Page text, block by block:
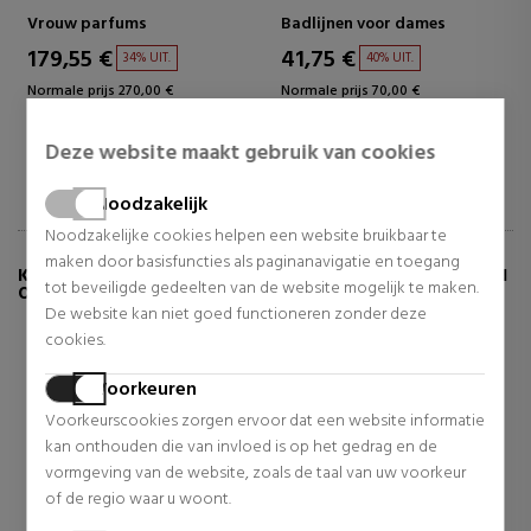
Deze website maakt gebruik van cookies
Noodzakelijk
Noodzakelijke cookies helpen een website bruikbaar te
maken door basisfuncties als paginanavigatie en toegang
tot beveiligde gedeelten van de website mogelijk te maken.
De website kan niet goed functioneren zonder deze
cookies.
Voorkeuren
Voorkeurscookies zorgen ervoor dat een website informatie
kan onthouden die van invloed is op het gedrag en de
vormgeving van de website, zoals de taal van uw voorkeur
of de regio waar u woont.
ADVENTSKALENDER
Vrouw parfums
179,55 € 34% UIT.
Normale prijs 270,00 €
Badlijnen voor dames
41,75 € 40% UIT.
Normale prijs 70,00 €
KLANTEN DIE DIT PRODUCT KOCHTEN, KOCHTEN
OOK: